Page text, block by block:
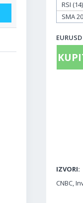
RSI (14)
SMA 20
IZVORI:
CNBC,